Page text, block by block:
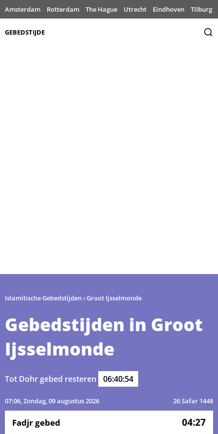
Amsterdam Rotterdam The Hague Utrecht Eindhoven Tilburg
GEBEDSTIJDE
Islamitische Gebedstijden›Groot Ijsselmonde
Gebedstijden in Groot
Ijsselmonde
Tot Dohr gebed resteren 06:40:54
07:06, Zondag, 09 augustus 2026 26 Safar 1448
Fadjr gebed 04:27